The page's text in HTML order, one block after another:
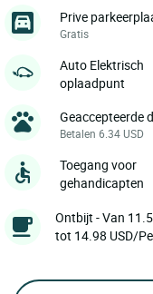
Prive
Gratis
Auto Elektrisch
oplaadpunt
Geaccepteerde
Betalen 6.34 USD
Toegang voor
gehandicapten
Ontbijt - Van
tot 14.98 USD/